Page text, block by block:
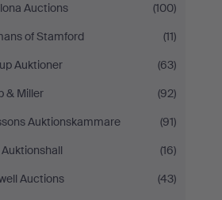
Auctions
(100)
of Stamford
(11)
Auktioner
(63)
& Miller
(92)
Auktionskammare
(91)
(16)
Auctions
(43)